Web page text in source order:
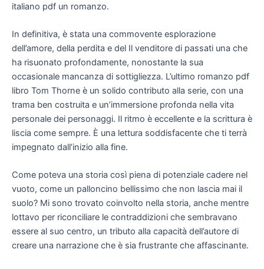
italiano pdf un romanzo.
In definitiva, è stata una commovente esplorazione
dell’amore, della perdita e del Il venditore di passati una che
ha risuonato profondamente, nonostante la sua
occasionale mancanza di sottigliezza. L’ultimo romanzo pdf
libro Tom Thorne è un solido contributo alla serie, con una
trama ben costruita e un’immersione profonda nella vita
personale dei personaggi. Il ritmo è eccellente e la scrittura è
liscia come sempre. È una lettura soddisfacente che ti terrà
impegnato dall’inizio alla fine.
Come poteva una storia così piena di potenziale cadere nel
vuoto, come un palloncino bellissimo che non lascia mai il
suolo? Mi sono trovato coinvolto nella storia, anche mentre
lottavo per riconciliare le contraddizioni che sembravano
essere al suo centro, un tributo alla capacità dell’autore di
creare una narrazione che è sia frustrante che affascinante.